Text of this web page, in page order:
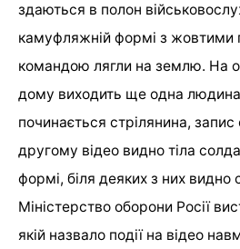
здаються в полон
камуфляжній формі з жовтими
командою лягли на землю. На
дому виходить ще одна людина
починається стрілянина,
другому відео видно тіла
формі, біля деяких з них видно
Міністерство оборони Росії
якій назвало події на відео